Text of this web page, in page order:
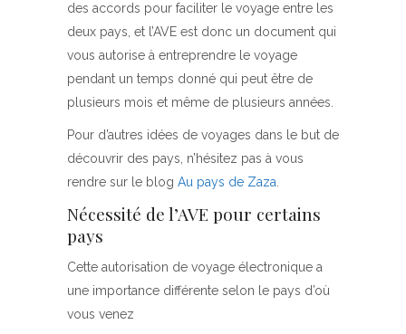
des accords pour faciliter le voyage entre les
deux pays, et l’AVE est donc un document qui
vous autorise à entreprendre le voyage
pendant un temps donné qui peut être de
plusieurs mois et même de plusieurs années.
Pour d’autres idées de voyages dans le but de
découvrir des pays, n’hésitez pas à vous
rendre sur le blog Au pays de Zaza
Nécessité de l’AVE pour certains
pays
Cette autorisation de voyage électronique a
une importance différente selon le pays d’où
vous venez